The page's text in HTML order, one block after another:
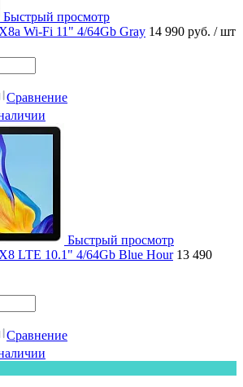
Быстрый просмотр
Wi-Fi 11" 4/64Gb Gray 14 990 руб. / шт
Сравнение
Быстрый просмотр
LTE 10.1" 4/64Gb Blue Hour 13 490
Сравнение